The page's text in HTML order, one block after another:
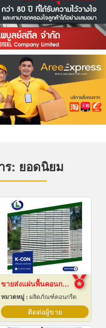
ร: ยอดนิยม
ขายส่งแผ่นพื้นคอนกรีต สมุทรปราการ
หมวดหมู่ : ผลิตภัณฑ์คอนกรีต
ติดต่อผู้ขาย